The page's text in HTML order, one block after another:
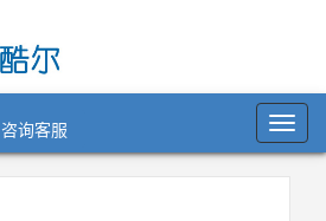
咨询客服